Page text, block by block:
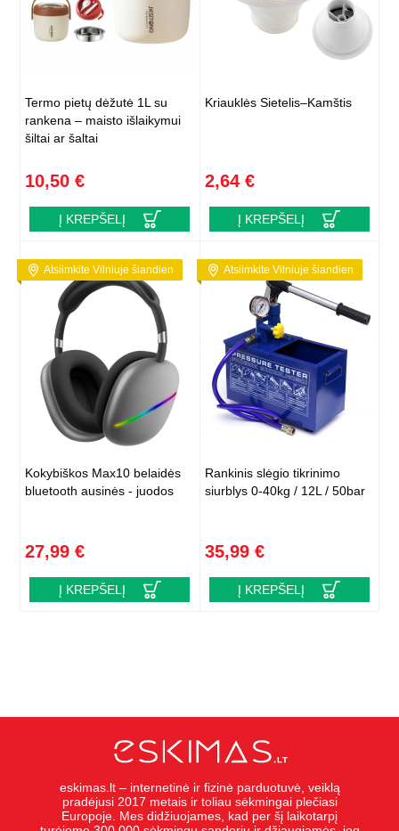
Termo pietų dėžutė 1L su
rankena – maisto išlaikymui
šiltai ar šaltai
10,50 €
Į KREPŠELĮ
Kriauklės Sietelis–Kamštis
2,64 €
Į KREPŠELĮ
Atsiimkite Vilniuje šiandien
Kokybiškos Max10 belaidės
bluetooth ausinės - juodos
27,99 €
Į KREPŠELĮ
Atsiimkite Vilniuje šiandien
Rankinis slėgio tikrinimo
siurblys 0-40kg / 12L / 50bar
35,99 €
Į KREPŠELĮ
eskimas.lt – internetinė ir fizinė parduotuvė, veiklą
pradėjusi 2017 metais ir toliau sėkmingai plečiasi
Europoje. Mes didžiuojames, kad per šį laikotarpį